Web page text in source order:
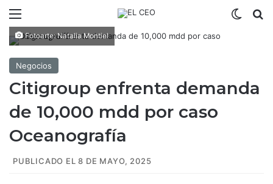
Fotoarte: Natalia Montiel
Negocios
Citigroup enfrenta demanda
de 10,000 mdd por caso
Oceanografía
PUBLICADO EL 8 DE MAYO, 2025